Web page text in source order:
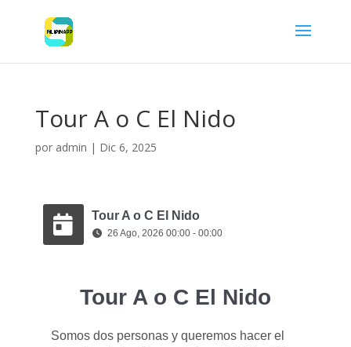
Tour A o C El Nido
por admin | Dic 6, 2025
Tour A o C El Nido
26 Ago, 2026 00:00 - 00:00
Tour A o C El Nido
Somos dos personas y queremos hacer el